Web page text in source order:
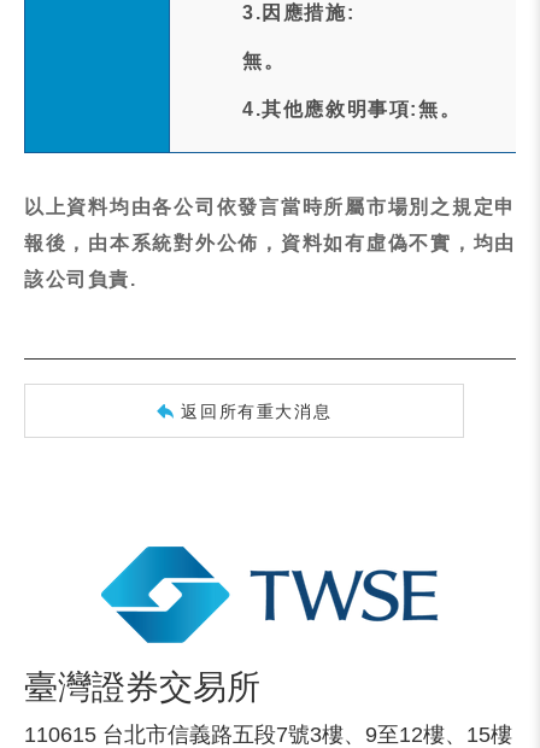
3.因應措施:
無。
4.其他應敘明事項:無。
以上資料均由各公司依發言當時所屬市場別之規定申
報後，由本系統對外公佈，資料如有虛偽不實，均由
該公司負責.
返回所有重大消息
臺灣證券交易所
110615 台北市信義路五段7號3樓、9至12樓、15樓